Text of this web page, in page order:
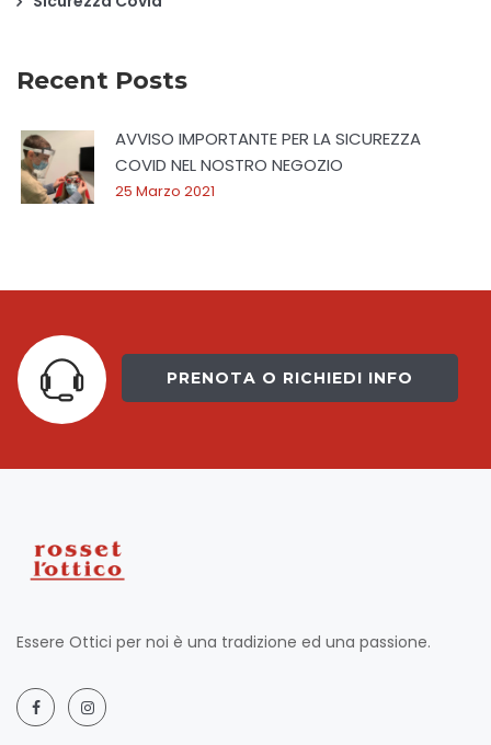
Recent Posts
AVVISO IMPORTANTE PER LA SICUREZZA
COVID NEL NOSTRO NEGOZIO
25 Marzo 2021
PRENOTA O RICHIEDI INFO
Essere Ottici per noi è una tradizione ed una passione.